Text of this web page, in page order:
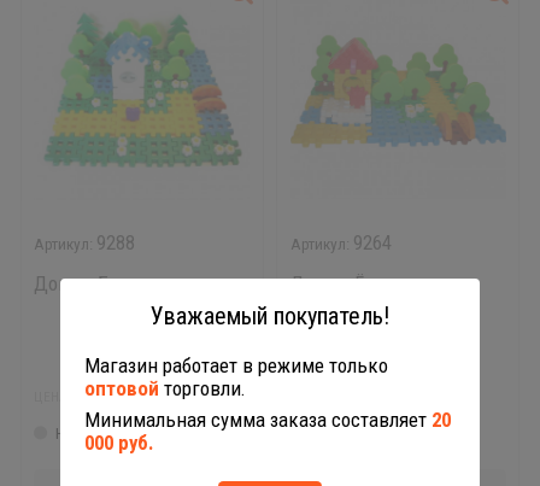
9288
Домик Бараша
1 349,25₽
Нет в наличии
9264
Домик Ёжика
Нет в наличии
Уважаемый покупатель!
Магазин работает в режиме только
оптовой торговли.
Минимальная сумма заказа составляет 20
000 руб.